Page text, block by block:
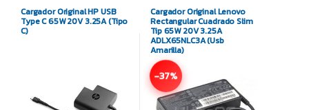
Cargador Original HP USB
Type C 65W 20V 3.25A (Tipo
C)
Cargador Original Lenovo
Rectangular Cuadrado Slim
Tip 65W 20V 3.25A
ADLX65NLC3A (Usb
Amarilla)
-37%